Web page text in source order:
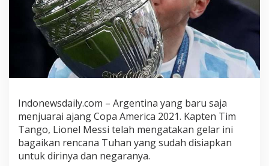
a
L
e
a
d
a
a
h
a
g
i
Indonewsdaily.com – Argentina yang baru saja
menjuarai ajang Copa America 2021. Kapten Tim
Tango, Lionel Messi telah mengatakan gelar ini
bagaikan rencana Tuhan yang sudah disiapkan
untuk dirinya dan negaranya.